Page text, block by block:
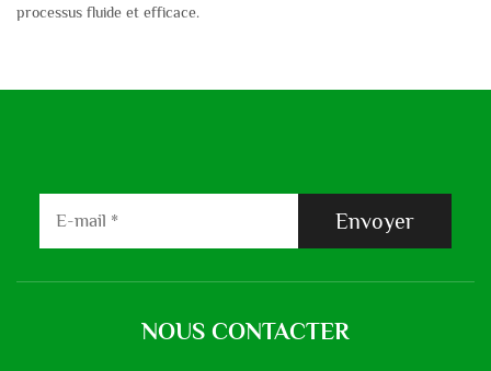
processus fluide et efficace.
Envoyer
NOUS CONTACTER